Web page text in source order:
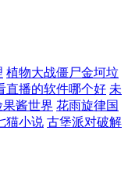
植物大战僵尸金坷垃
直播的软件哪个好 未
酱世界 花雨旋律国
猫小说 古堡派对破解